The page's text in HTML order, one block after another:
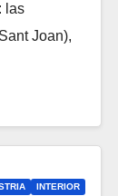
las
Joan),
INTERIOR